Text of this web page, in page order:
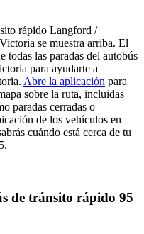
rápido Langford /
se muestra arriba. El
todas las paradas del autobús
para ayudarte a
Abre la aplicación para
sobre la ruta, incluidas
paradas cerradas o
de los vehículos en
cuándo está cerca de tu
de tránsito rápido 95